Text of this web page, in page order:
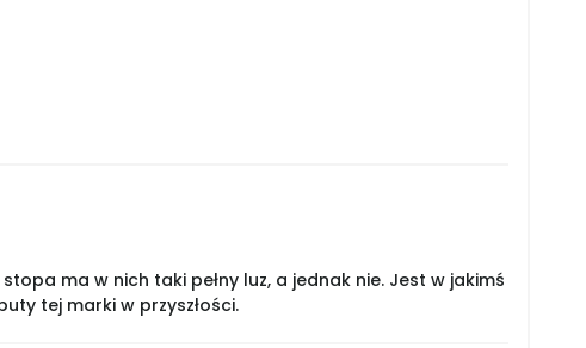
ma w nich taki pełny luz, a jednak nie. Jest w jakimś
tej marki w przyszłości.